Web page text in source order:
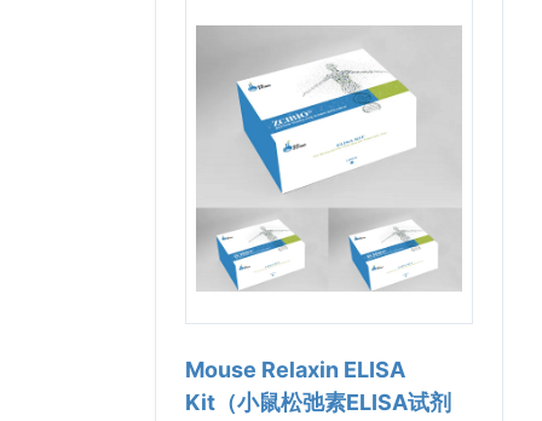
Mouse Relaxin ELISA
Kit（小鼠松弛素ELISA试剂